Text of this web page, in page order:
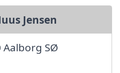
Jensen
Aalborg SØ